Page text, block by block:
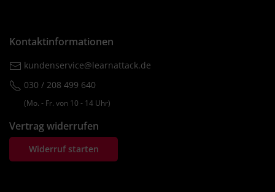
Kontaktinformationen
kundenservice@learnattack.de
030 / 208 499 640
(Mo. ‐ Fr. von 10 ‐ 14 Uhr)
Vertrag widerrufen
Widerruf starten